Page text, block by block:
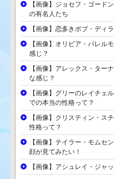
【画像】ジョセフ・ゴード
の有名人たち
【画像】恋多きボブ・ディ
【画像】オリビア・パレル
感じ？
【画像】アレックス・ター
な感じ？
【画像】グリーのレイチェ
での本当の性格って？
【画像】クリスティン・ス
性格って？
【画像】テイラー・モムセ
顔が見てみたい！
【画像】アシュレイ・ジャ